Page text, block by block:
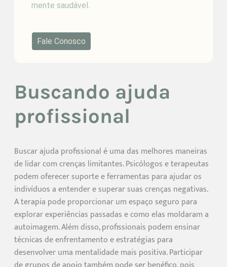
mente saudável.
Fale Conosco
Buscando ajuda
profissional
Buscar ajuda profissional é uma das melhores maneiras
de lidar com crenças limitantes. Psicólogos e terapeutas
podem oferecer suporte e ferramentas para ajudar os
indivíduos a entender e superar suas crenças negativas.
A terapia pode proporcionar um espaço seguro para
explorar experiências passadas e como elas moldaram a
autoimagem. Além disso, profissionais podem ensinar
técnicas de enfrentamento e estratégias para
desenvolver uma mentalidade mais positiva. Participar